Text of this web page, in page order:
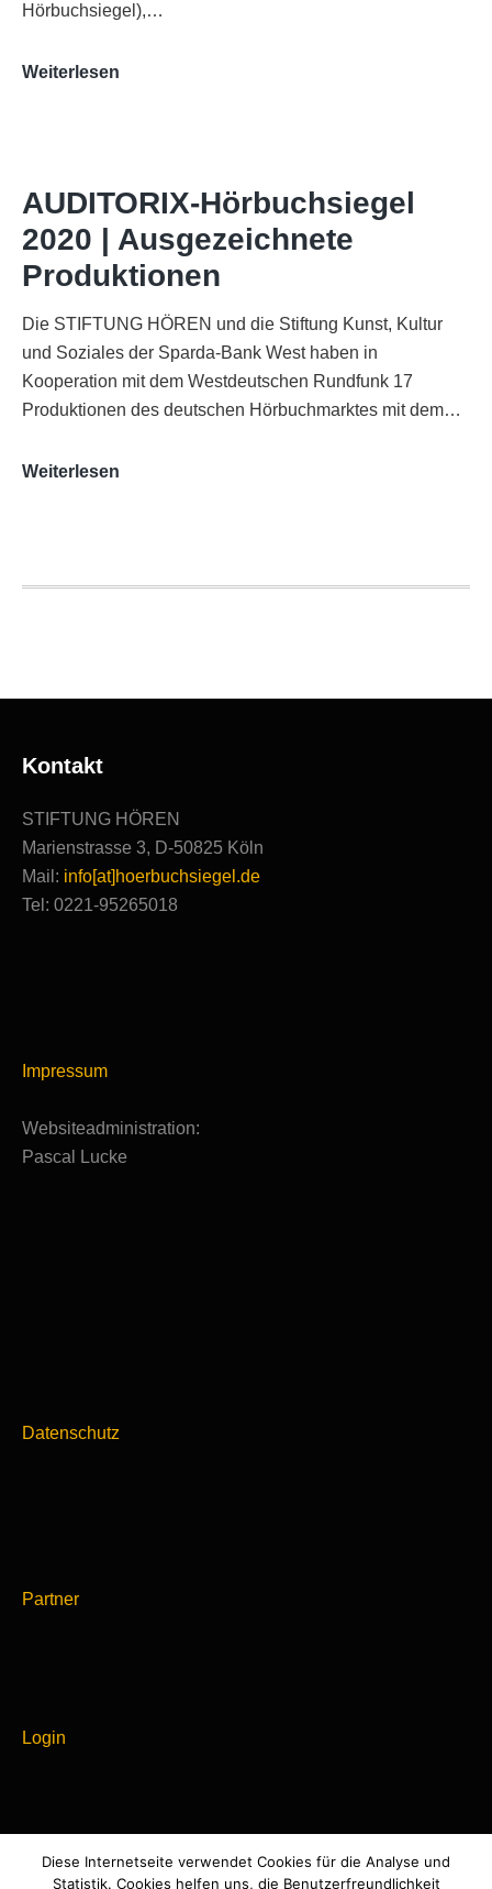
Hörbuchsiegel),…
Weiterlesen
Funkhaus
Köln
AUDITORIX-Hörbuchsiegel
2020 | Ausgezeichnete
Produktionen
Die STIFTUNG HÖREN und die Stiftung Kunst, Kultur
und Soziales der Sparda-Bank West haben in
Kooperation mit dem Westdeutschen Rundfunk 17
Produktionen des deutschen Hörbuchmarktes mit dem…
Weiterlesen
Ausgezeichnete
Kontakt
STIFTUNG HÖREN
Marienstrasse 3, D-50825 Köln
Mail: info[at]hoerbuchsiegel.de
Tel: 0221-95265018
Impressum
Websiteadministration:
Pascal Lucke
Datenschutz
Partner
Login
Powered by
Diese Internetseite verwendet Cookies für die Analyse und
Statistik. Cookies helfen uns, die Benutzerfreundlichkeit